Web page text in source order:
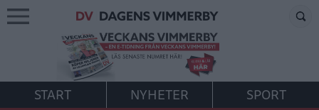
START NYHETER
SPORT